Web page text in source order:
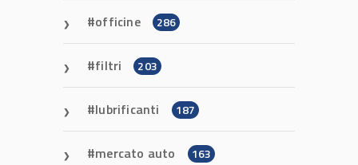
officine 286
filtri 203
lubrificanti 187
mercato auto 163